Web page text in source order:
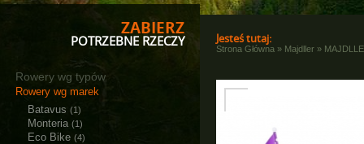
ZABIERZ
POTRZEBNE RZECZY
Rowery wg typów
Rowery wg marek
Batavus (1)
Monteria (1)
Eco Bike (4)
Jesteś tutaj:
Strona Główna » Majdller »